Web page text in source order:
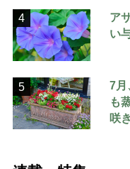
4
ア
い
5
7月
も
咲